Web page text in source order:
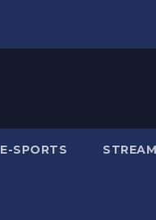
E-SPORTS